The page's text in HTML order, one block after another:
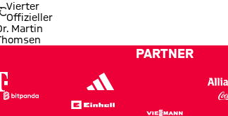
Vierter
Offizieller
Martin
PARTNER